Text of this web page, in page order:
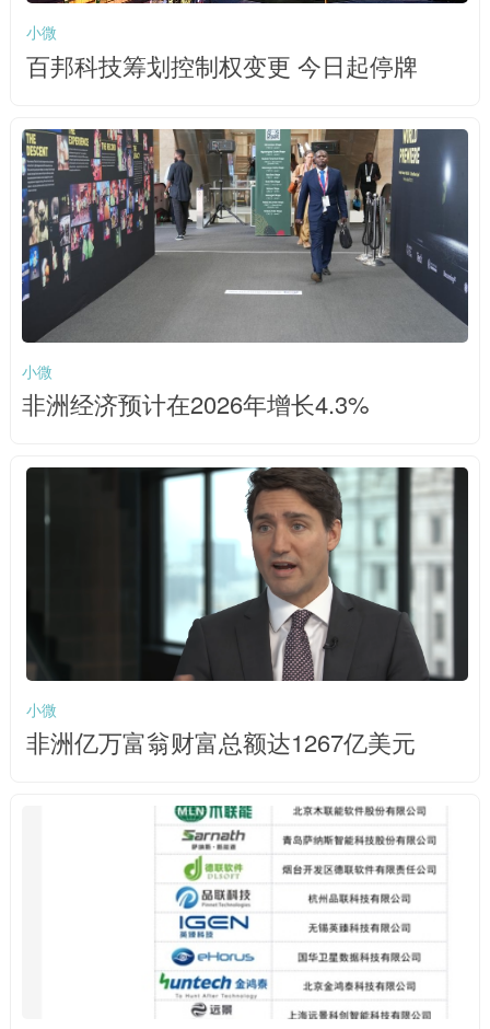
小微
百邦科技筹划控制权变更 今日起停牌
小微
非洲经济预计在2026年增长4.3%
小微
非洲亿万富翁财富总额达1267亿美元